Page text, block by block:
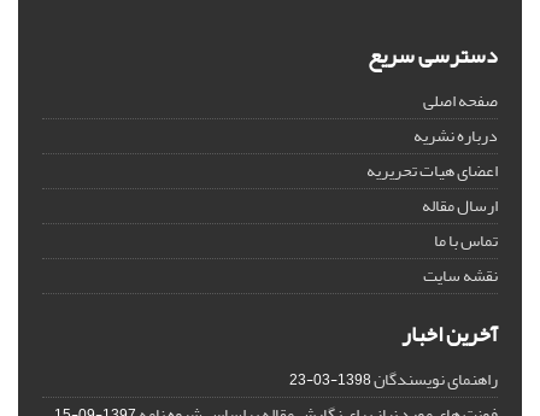
دسترسی سریع
صفحه اصلی
درباره نشریه
اعضای هیات تحریریه
ارسال مقاله
تماس با ما
نقشه سایت
آخرین اخبار
راهنمای نویسندگان1398-03-23